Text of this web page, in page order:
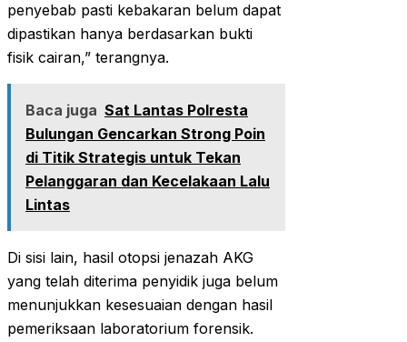
penyebab pasti kebakaran belum dapat
dipastikan hanya berdasarkan bukti
fisik cairan,” terangnya.
Baca juga Sat Lantas Polresta
Bulungan Gencarkan Strong Poin
di Titik Strategis untuk Tekan
Pelanggaran dan Kecelakaan Lalu
Lintas
Di sisi lain, hasil otopsi jenazah AKG
yang telah diterima penyidik juga belum
menunjukkan kesesuaian dengan hasil
pemeriksaan laboratorium forensik.